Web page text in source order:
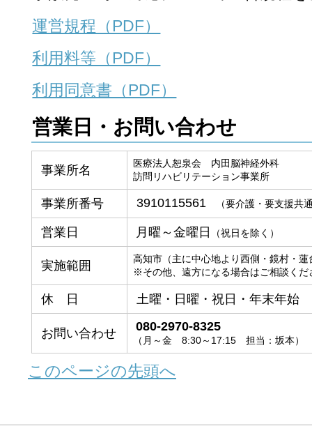
運営規程（PDF）
利用料等（PDF）
利用同意書（PDF）
営業日・お問い合わせ
事業所名
医療法人恕泉会 内田脳神経外科
訪問リハビリテーション事業所
事業所番号 3910115561 （要介護・要支援共
営業日 月曜～金曜日 （祝日を除く）
実施範囲
高知市（主に中心地より西側・鏡村・蓮
※その他、遠方になる場合はご相談くだ
休 日 土曜・日曜・祝日・年末年始
お問い合わせ 080-2970-8325
（月～金 8:30～17:15 担当：坂本）
このページの先頭へ